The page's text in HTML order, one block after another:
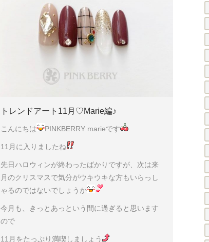
トレンドアート11月♡Marie編♪
こんにちは PINKBERRY marieです
11月に入りましたね
先日ハロウィンが終わったばかりですが、次は来
月のクリスマスで気分がウキウキな方もいらっし
ゃるのではないでしょうか
今月も、きっとあっという間に過ぎると思います
ので
11月をたっぷり満喫しましょう